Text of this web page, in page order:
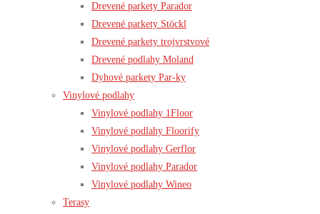
Drevené parkety Parador
Drevené parkety Stöckl
Drevené parkety trojvrstvové
Drevené podlahy Moland
Dyhové parkety Par-ky
Vinylové podlahy
Vinylové podlahy 1Floor
Vinylové podlahy Floorify
Vinylové podlahy Gerflor
Vinylové podlahy Parador
Vinylové podlahy Wineo
Terasy